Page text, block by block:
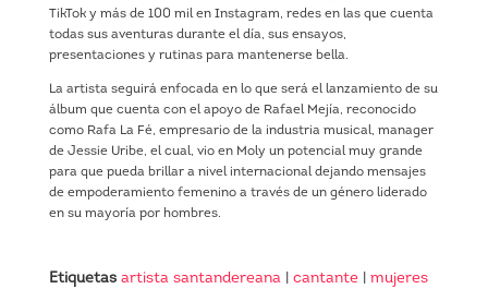
TikTok y más de 100 mil en Instagram, redes en las que cuenta
todas sus aventuras durante el día, sus ensayos,
presentaciones y rutinas para mantenerse bella.
La artista seguirá enfocada en lo que será el lanzamiento de su
álbum que cuenta con el apoyo de Rafael Mejía, reconocido
como Rafa La Fé, empresario de la industria musical, manager
de Jessie Uribe, el cual, vio en Moly un potencial muy grande
para que pueda brillar a nivel internacional dejando mensajes
de empoderamiento femenino a través de un género liderado
en su mayoría por hombres.
Etiquetas artista santandereana| cantante mujeres